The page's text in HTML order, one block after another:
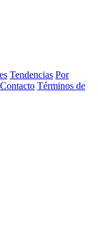
Tendencias Por
Contacto Términos de